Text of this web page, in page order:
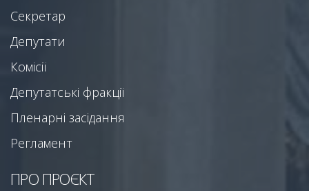
Секретар
Депутати
Комісії
Депутатські фракції
Пленарні засідання
Регламент
ПРО ПРОЄКТ